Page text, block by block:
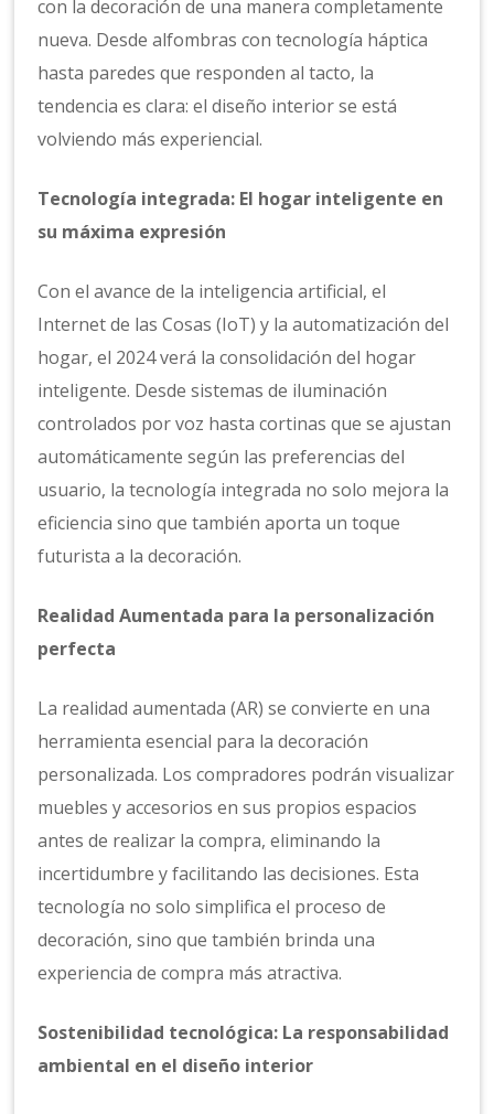
con la decoración de una manera completamente
nueva. Desde alfombras con tecnología háptica
hasta paredes que responden al tacto, la
tendencia es clara: el diseño interior se está
volviendo más experiencial.
Tecnología integrada: El hogar inteligente en
su máxima expresión
Con el avance de la inteligencia artificial, el
Internet de las Cosas (IoT) y la automatización del
hogar, el 2024 verá la consolidación del hogar
inteligente. Desde sistemas de iluminación
controlados por voz hasta cortinas que se ajustan
automáticamente según las preferencias del
usuario, la tecnología integrada no solo mejora la
eficiencia sino que también aporta un toque
futurista a la decoración.
Realidad Aumentada para la personalización
perfecta
La realidad aumentada (AR) se convierte en una
herramienta esencial para la decoración
personalizada. Los compradores podrán visualizar
muebles y accesorios en sus propios espacios
antes de realizar la compra, eliminando la
incertidumbre y facilitando las decisiones. Esta
tecnología no solo simplifica el proceso de
decoración, sino que también brinda una
experiencia de compra más atractiva.
Sostenibilidad tecnológica: La responsabilidad
ambiental en el diseño interior